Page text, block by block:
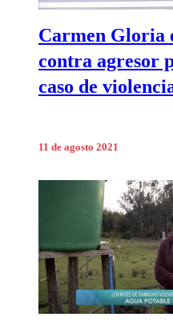
Carmen Gloria
contra agresor
caso de
11 de agosto 2021